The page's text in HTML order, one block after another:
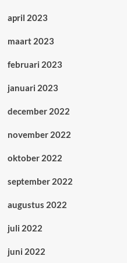
april 2023
maart 2023
februari 2023
januari 2023
december 2022
november 2022
oktober 2022
september 2022
augustus 2022
juli 2022
juni 2022